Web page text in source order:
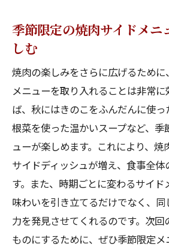
季節限定の焼肉サイドメニ
しむ
焼肉の楽しみをさらに広げるため
メニューを取り入れることは非常に
ば、秋にはきのこをふんだんに使
根菜を使った温かいスープなど、季
ューが楽しめます。これにより、
サイドディッシュが増え、食事全体
す。また、時期ごとに変わるサイ
味わいを引き立てるだけでなく、
力を発見させてくれるのです。次
ものにするために、ぜひ季節限定